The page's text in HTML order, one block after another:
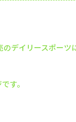
デイリースポーツ
す。